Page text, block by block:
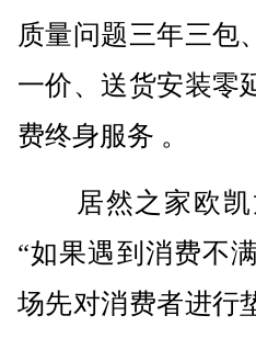
质量问题三年三包
一价、送货安装零
费终身服务 。
居然之家欧凯
“如果遇到消费不
场先对消费者进行